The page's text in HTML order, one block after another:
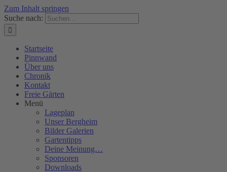
Zum Inhalt springen
Suche nach:
Startseite
Pinnwand
Über uns
Chronik
Kontakt
Freie Gärten
Menü
Lageplan
Unser Bergheim
Bilder Galerien
Gartentipps
Deine Meinung…
Sponsoren
Downloads